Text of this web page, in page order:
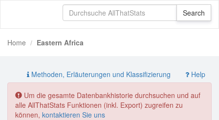
Home Eastern Africa
Methoden, Erläuterungen und Klassifizierung Help
Um die gesamte Datenbankhistorie durchsuchen und auf
alle AllThatStats Funktionen (inkl. Export) zugreifen zu
können, kontaktieren Sie uns